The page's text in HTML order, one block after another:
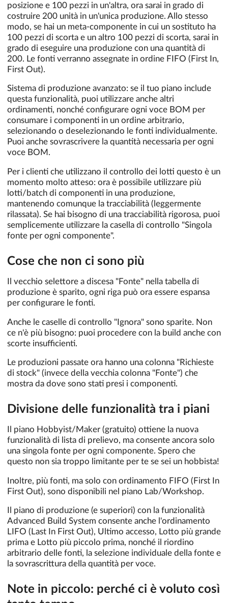
posizione e 100 pezzi in un'altra, ora sarai in grado di
costruire 200 unità in un'unica produzione. Allo stesso
modo, se hai un meta-componente in cui un sostituto ha
100 pezzi di scorta e un altro 100 pezzi di scorta, sarai in
grado di eseguire una produzione con una quantità di
200. Le fonti verranno assegnate in ordine FIFO (First In,
First Out).
Sistema di produzione avanzato: se il tuo piano include
questa funzionalità, puoi utilizzare anche altri
ordinamenti, nonché configurare ogni voce BOM per
consumare i componenti in un ordine arbitrario,
selezionando o deselezionando le fonti individualmente.
Puoi anche sovrascrivere la quantità necessaria per ogni
voce BOM.
Per i clienti che utilizzano il controllo dei lotti questo è un
momento molto atteso: ora è possibile utilizzare più
lotti/batch di componenti in una produzione,
mantenendo comunque la tracciabilità (leggermente
rilassata). Se hai bisogno di una tracciabilità rigorosa, puoi
semplicemente utilizzare la casella di controllo "Singola
fonte per ogni componente".
Cose che non ci sono più
Il vecchio selettore a discesa "Fonte" nella tabella di
produzione è sparito, ogni riga può ora essere espansa
per configurare le fonti.
Anche le caselle di controllo "Ignora" sono sparite. Non
ce n'è più bisogno: puoi procedere con la build anche con
scorte insufficienti.
Le produzioni passate ora hanno una colonna "Richieste
di stock" (invece della vecchia colonna "Fonte") che
mostra da dove sono stati presi i componenti.
Divisione delle funzionalità tra i piani
Il piano Hobbyist/Maker (gratuito) ottiene la nuova
funzionalità di lista di prelievo, ma consente ancora solo
una singola fonte per ogni componente. Spero che
questo non sia troppo limitante per te se sei un hobbista!
Inoltre, più fonti, ma solo con ordinamento FIFO (First In
First Out), sono disponibili nel piano Lab/Workshop.
Il piano di produzione (e superiori) con la funzionalità
Advanced Build System consente anche l'ordinamento
LIFO (Last In First Out), Ultimo accesso, Lotto più grande
prima e Lotto più piccolo prima, nonché il riordino
arbitrario delle fonti, la selezione individuale della fonte e
la sovrascrittura della quantità per voce.
Note in piccolo: perché ci è voluto così